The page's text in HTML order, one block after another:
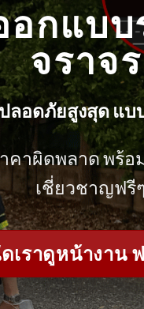
อกแบ
จราจ
ลอดภัยสูงสุด แบ
คาผิดพลาด พร้อ
เชี่ยวชาญฟรีๆ
เราดูหน้างาน